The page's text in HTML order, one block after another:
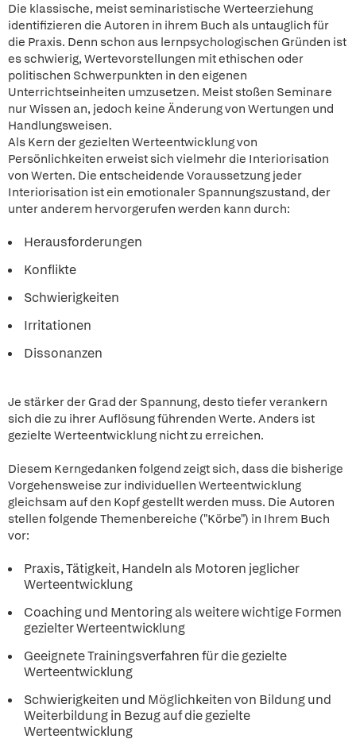
Die klassische, meist seminaristische Werteerziehung
identifizieren die Autoren in ihrem Buch als untauglich für
die Praxis. Denn schon aus lernpsychologischen Gründen ist
es schwierig, Wertevorstellungen mit ethischen oder
politischen Schwerpunkten in den eigenen
Unterrichtseinheiten umzusetzen. Meist stoßen Seminare
nur Wissen an, jedoch keine Änderung von Wertungen und
Handlungsweisen.
Als Kern der gezielten Werteentwicklung von
Persönlichkeiten erweist sich vielmehr die Interiorisation
von Werten. Die entscheidende Voraussetzung jeder
Interiorisation ist ein emotionaler Spannungszustand, der
unter anderem hervorgerufen werden kann durch:
Herausforderungen
Konflikte
Schwierigkeiten
Irritationen
Dissonanzen
Je stärker der Grad der Spannung, desto tiefer verankern
sich die zu ihrer Auflösung führenden Werte. Anders ist
gezielte Werteentwicklung nicht zu erreichen.
Diesem Kerngedanken folgend zeigt sich, dass die bisherige
Vorgehensweise zur individuellen Werteentwicklung
gleichsam auf den Kopf gestellt werden muss. Die Autoren
stellen folgende Themenbereiche ("Körbe") in Ihrem Buch
vor:
Praxis, Tätigkeit, Handeln als Motoren jeglicher
Werteentwicklung
Coaching und Mentoring als weitere wichtige Formen
gezielter Werteentwicklung
Geeignete Trainingsverfahren für die gezielte
Werteentwicklung
Schwierigkeiten und Möglichkeiten von Bildung und
Weiterbildung in Bezug auf die gezielte
Werteentwicklung